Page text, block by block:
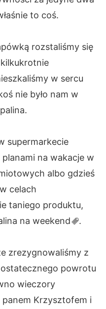
to coś.
rozstaliśmy się
w sercu
nie było nam w
supermarkecie
na wakacje w
albo gdzieś
celach
taniego produktu,
na weekend .
zrezygnowaliśmy z
powrotu
wieczory
Krzysztofem i